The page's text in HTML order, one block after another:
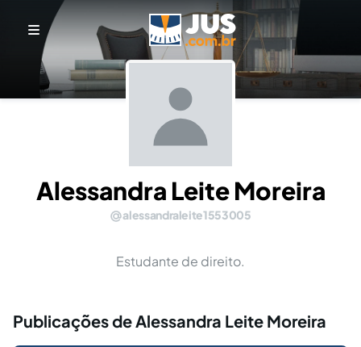
Alessandra Leite Moreira
alessandraleite1553005
Estudante de direito.
Publicações de Alessandra Leite Moreira